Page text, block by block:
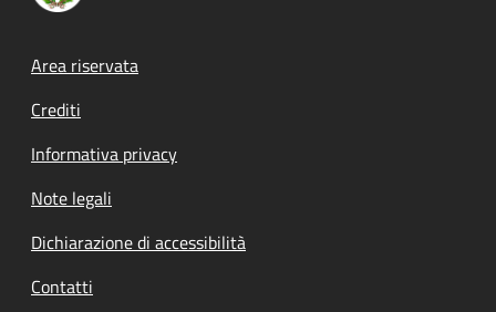
Footer menu
Area riservata
Crediti
Informativa privacy
Note legali
Dichiarazione di accessibilità
Contatti